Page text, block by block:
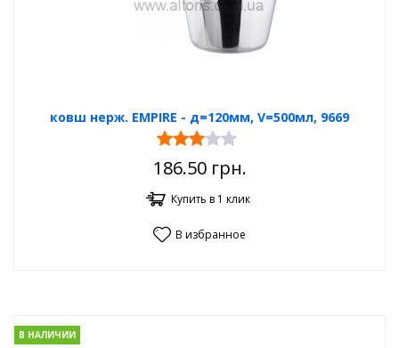
ковш нерж. EMPIRE - д=120мм, V=500мл, 9669
186.50грн.
Купить в 1 клик
В избранное
В НАЛИЧИИ